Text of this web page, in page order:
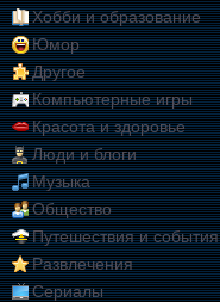
Хобби и образование
Юмор
Другое
Компьютерные игры
Красота и здоровье
Люди и блоги
Музыка
Общество
Путешествия и события
Развлечения
Сериалы